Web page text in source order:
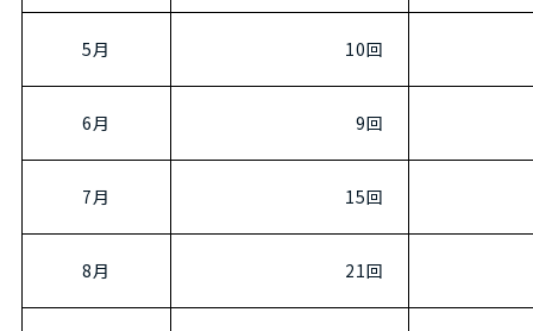
5月 10回
6月 9回
7月 15回
8月 21回